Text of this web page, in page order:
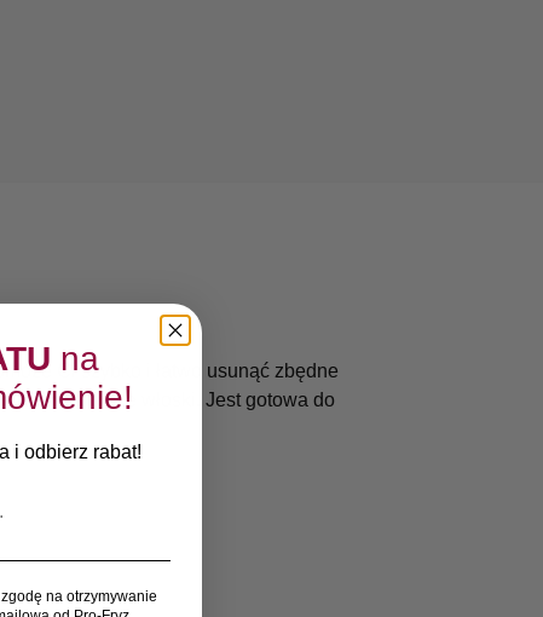
Ci szybko i łatwo usunąć zbędne
i najkrótsze włoski. Jest gotowa do
na
i odbierz rabat!
na otrzymywanie